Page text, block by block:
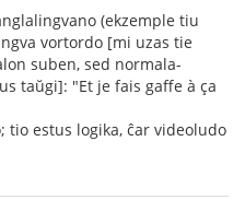
(ekzemple tiu
vortordo [mi uzas tie
suben, sed normala-
taŭgi]: "Et je fais gaffe à ça
estus logika, ĉar videoludo